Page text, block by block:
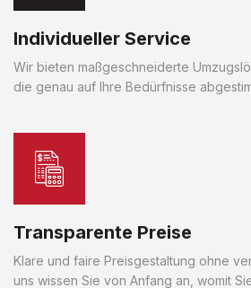
Individueller Service
Wir bieten maßgeschneiderte
die genau auf Ihre Bedürfnisse
Transparente Preise
Klare und faire Preisgestaltung ohne
uns wissen Sie von Anfang an, womit